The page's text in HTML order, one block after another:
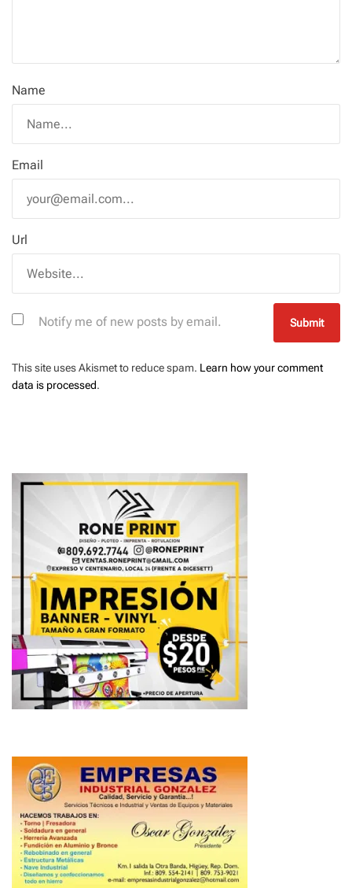
Name
Email
Url
Notify me of new posts by email.
This site uses Akismet to reduce spam. Learn how your comment
data is processed.